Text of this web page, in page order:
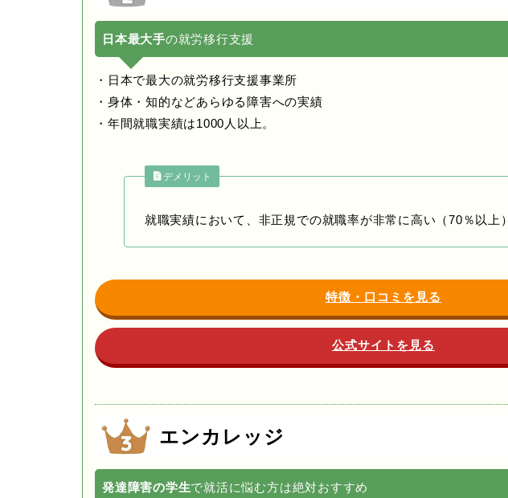
日本最大手の就労移行支援
・日本で最大の就労移行支援事業所
・身体・知的などあらゆる障害への実績
・年間就職実績は1000人以上。
デメリット
就職実績において、非正規での就職率が非常に高い（70％以上）
特徴・口コミを見る
公式サイトを見る
エンカレッジ
発達障害の学生で就活に悩む方は絶対おすすめ